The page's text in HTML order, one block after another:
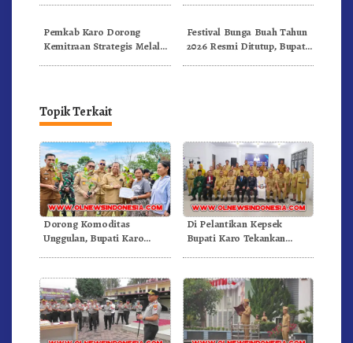
Pemkab Karo Dorong
Kemitraan Strategis Melalui
Festival Bunga Buah Tahun
2026 Resmi Ditutup, Bupati
Topik Terkait
Dorong Komoditas
Unggulan, Bupati Karo
Di Pelantikan Kepsek
Bupati Karo Tekankan